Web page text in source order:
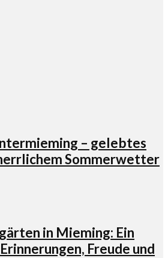
– gelebtes
Sommerwetter
in Mieming: Ein
Freude und